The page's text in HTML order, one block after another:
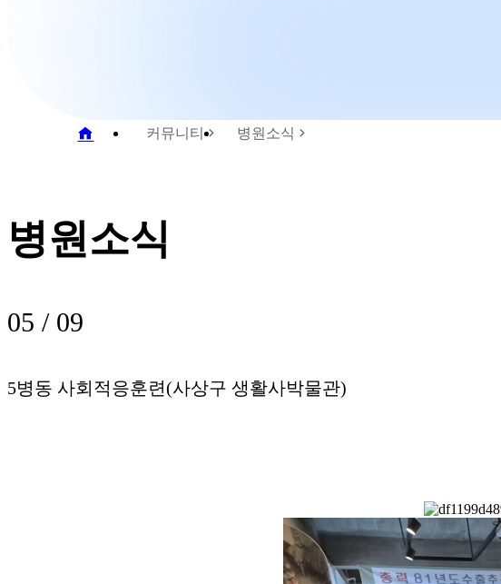
커뮤니티 병원소식
병원소식
05 / 09
5병동 사회적응훈련(사상구 생활사박물관)